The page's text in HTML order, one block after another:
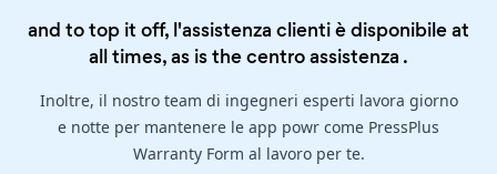
and to top it off, l'assistenza clienti è disponibile at
all times, as is thecentro assistenza .
Inoltre, il nostro team di ingegneri esperti lavora giorno
e notte per mantenere le app powr come PressPlus
Warranty Form al lavoro per te.